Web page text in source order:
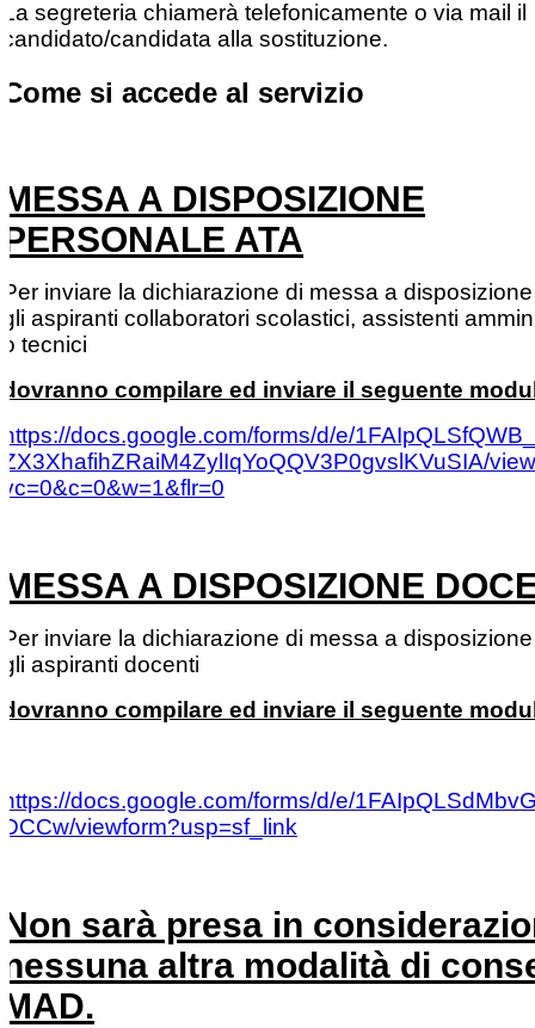
La segreteria chiamerà telefonicamente o via mail il
candidato/candidata alla sostituzione.
Come si accede al servizio
MESSA A DISPOSIZIONE
PERSONALE ATA
Per inviare la dichiarazione di messa a
gli aspiranti collaboratori scolastici, assistenti
o tecnici
dovranno compilare ed inviare il seguente
https://docs.google.com/forms/d/e/
ZX3XhafihZRaiM4ZylIqYoQQV3P0gvslKVuSIA/
vc=0&c=0&w=1&flr=0
MESSA A DISPOSIZIONE
Per inviare la dichiarazione di messa a
gli aspiranti docenti
dovranno compilare ed inviare il seguente
https://docs.google.com/forms/d/e/
DCCw/viewform?usp=sf_link
Non sarà presa in
nessuna altra modalità di
MAD.